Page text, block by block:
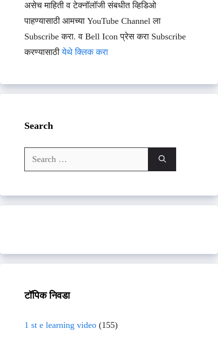
असेच माहिती व टेक्नॉलॉजी संबधीत व्हिडिओ
पाहण्यासाठी आमच्या YouTube Channel ला
Subscribe करा. व Bell Icon प्रेस करा Subscribe
करण्यासाठीयेथे क्लिक करा
Search
Search
for:
टॉपिक निवडा
1 st e learning video (155)